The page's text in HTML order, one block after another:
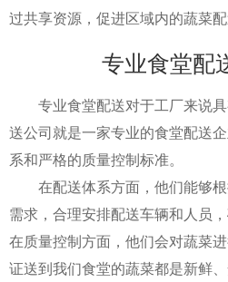
过共享资源，促进区域内的蔬菜配
专业食堂配
专业食堂配送对于工厂来说具
送公司就是一家专业的食堂配送
系和严格的质量控制标准。
在配送体系方面，他们能够根
需求，合理安排配送车辆和人员
在质量控制方面，他们会对蔬菜
证送到我们食堂的蔬菜都是新鲜